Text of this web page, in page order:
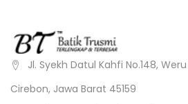
Jl. Syekh Datul Kahfi No.148,
Cirebon, Jawa Barat 45159